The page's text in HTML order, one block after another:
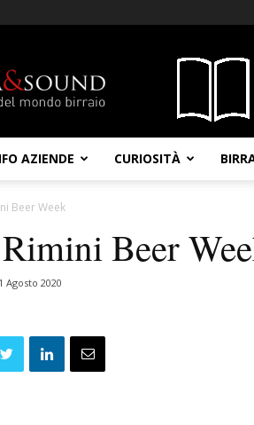
AZIENDE CURIOSITÀ
Beer Week
Beer
Agosto 2020